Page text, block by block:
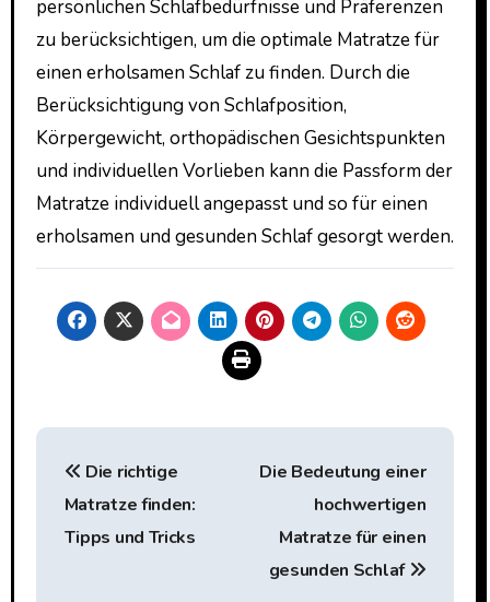
persönlichen Schlafbedürfnisse und Präferenzen
zu berücksichtigen, um die optimale Matratze für
einen erholsamen Schlaf zu finden. Durch die
Berücksichtigung von Schlafposition,
Körpergewicht, orthopädischen Gesichtspunkten
und individuellen Vorlieben kann die Passform der
Matratze individuell angepasst und so für einen
erholsamen und gesunden Schlaf gesorgt werden.
Beitragsnavigation
Die richtige
Matratze finden:
Tipps und Tricks
Die Bedeutung einer
hochwertigen
Matratze für einen
gesunden Schlaf